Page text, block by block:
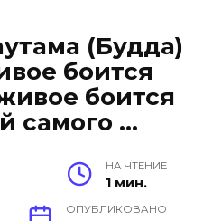
(Будда)
боится
боится
самого …
НА ЧТЕНИЕ
1 мин.
ОПУБЛИКОВАНО